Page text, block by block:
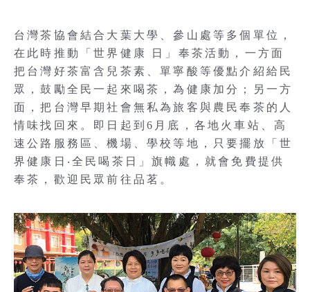
台灣茶協會結合大葉大學、參山處等多個單位，
在此時推動「世界健康 日」奉茶活動，一方面
把台灣好茶富含兒茶素、單寧酸等優點介紹給民
眾，鼓勵全民一起來喝茶，為健康加分；另一方
面，把台灣早期社會無私為旅客與農民奉茶的人
情味找回來。即日起到6月底，各地火車站、高
速公路服務區、機場、學校等地，只要擺放「世
界健康日‧全民喝茶日」旗幟處，就會免費提供
奉茶，歡迎民眾前往品茗。